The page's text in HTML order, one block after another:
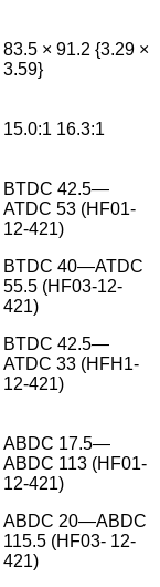
83.5 × 91.2 {3.29 ×
3.59}
15.0:1 16.3:1
BTDC 42.5—
ATDC 53 (HF01-
12-421)
BTDC 40—ATDC
55.5 (HF03-12-
421)
BTDC 42.5—
ATDC 33 (HFH1-
12-421)
ABDC 17.5—
ABDC 113 (HF01-
12-421)
ABDC 20—ABDC
115.5 (HF03- 12-
421)